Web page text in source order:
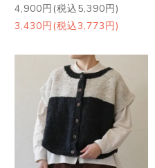
4,900円(税込5,390円)
3,430円(税込3,773円)